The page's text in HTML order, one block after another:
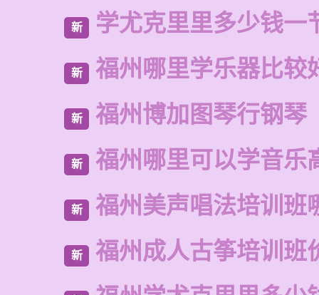
新 学尤克里里多少钱一
新 福州哪里学乐器比较
新 福州博加图琴行钢琴
新 福州哪里可以学音乐
新 福州美声唱法培训班
新 福州成人古筝培训班